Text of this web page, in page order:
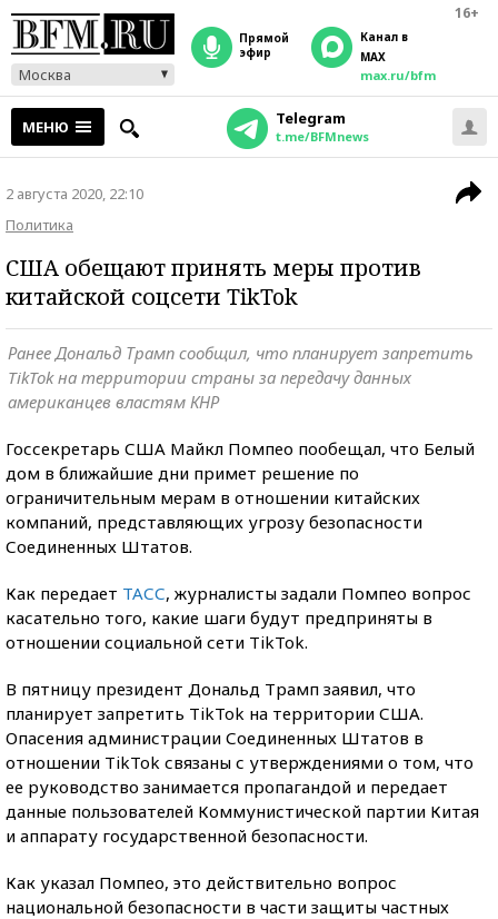
16+
Москва
прямой
эфир
Канал в
MAX
max.ru/bfm
МЕНЮ Telegram
t.me/BFMnews
2 августа 2020, 22:10
Политика
США обещают принять меры против
китайской соцсети TikTok
Ранее Дональд Трамп сообщил, что планирует запретить
TikTok на территории страны за передачу данных
американцев властям КНР
Госсекретарь США Майкл Помпео пообещал, что Белый
дом в ближайшие дни примет решение по
ограничительным мерам в отношении китайских
компаний, представляющих угрозу безопасности
Соединенных Штатов.
Как передает ТАСС, журналисты задали Помпео вопрос
касательно того, какие шаги будут предприняты в
отношении социальной сети TikTok.
В пятницу президент Дональд Трамп заявил, что
планирует запретить TikTok на территории США.
Опасения администрации Соединенных Штатов в
отношении TikTok связаны с утверждениями о том, что
ее руководство занимается пропагандой и передает
данные пользователей Коммунистической партии Китая
и аппарату государственной безопасности.
Как указал Помпео, это действительно вопрос
национальной безопасности в части защиты частных